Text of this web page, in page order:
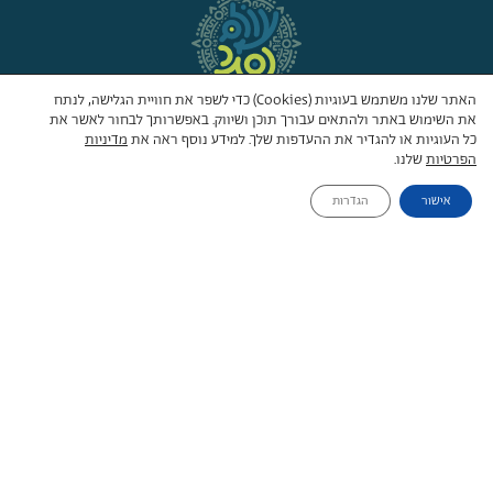
ראול וולנברג 2 תל אביב קומת קרקע
03-6511666
דוא”ל:office@private-trip.co.il
האתר שלנו משתמש בעוגיות (Cookies) כדי לשפר את חוויית הגלישה, לנתח
את השימוש באתר ולהתאים עבורך תוכן ושיווק. באפשרותך לבחור לאשר את
כל העוגיות או להגדיר את ההעדפות שלך. למידע נוסף ראה אתמדיניות
הפרטיותשלנו.
אישור הגדרות